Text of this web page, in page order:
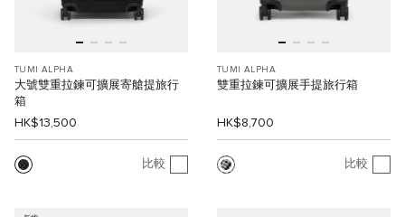
TUMI ALPHA
大號雙重拉鍊可擴展寄艙提旅行
箱
HK$13,500
比較
TUMI ALPHA
雙重拉鍊可擴展手提旅行箱
HK$8,700
比較